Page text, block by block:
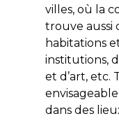
villes, où la
trouve aussi
habitations
institutions,
et d’art, etc.
dans des